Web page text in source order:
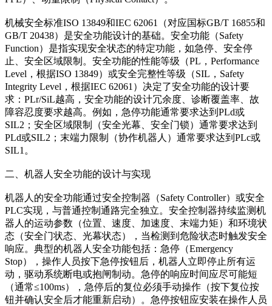
机械安全标准ISO 13849和IEC 62061（对应国标GB/T 16855和
GB/T 20438）是安全功能设计的基础。安全功能（Safety
Function）是指实现安全状态的特定功能，如急停、安全停
止、安全区域限制。安全功能的性能等级（PL，Performance
Level，根据ISO 13849）或安全完整性等级（SIL，Safety
Integrity Level，根据IEC 62061）决定了安全功能的设计要
求：PLr/SiL越高，安全功能的设计冗余度、诊断覆盖率、故
障容忍度要求越高。例如，急停功能通常要求达到PLd或
SIL2；安全区域限制（安全光幕、安全门锁）通常要求达到
PLd或SIL2；末端力限制（协作机器人）通常要求达到PLc或
SIL1。
二、机器人安全功能的设计与实现
机器人的安全功能通过安全控制器（Safety Controller）或安全
PLC实现，与普通控制通路完全独立。安全控制器持续监测机
器人的运动参数（位置、速度、加速度、末端力矩）和环境状
态（安全门状态、光幕状态），当检测到危险状态时触发安全
响应。典型的机器人安全功能包括：急停（Emergency
Stop），操作人员按下急停按钮后，机器人立即停止所有运
动，驱动系统断电或抱闸制动。急停的响应时间应尽可能短
（通常≤100ms），急停后的复位必须手动操作（按下复位按
钮并确认安全后才能重新启动）。急停按钮应安装在操作人员